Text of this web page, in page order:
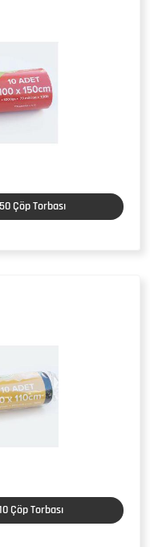
Çöp Torbası
Çöp Torbası